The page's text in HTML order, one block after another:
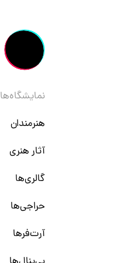
نمایشگاه‌ها
هنرمندان
آثار هنری
گالری‌ها
حراجی‌ها
آرت‌فرها